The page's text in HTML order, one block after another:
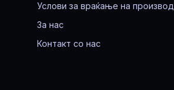
Услови за враќање на производ
За нас
Контакт со нас